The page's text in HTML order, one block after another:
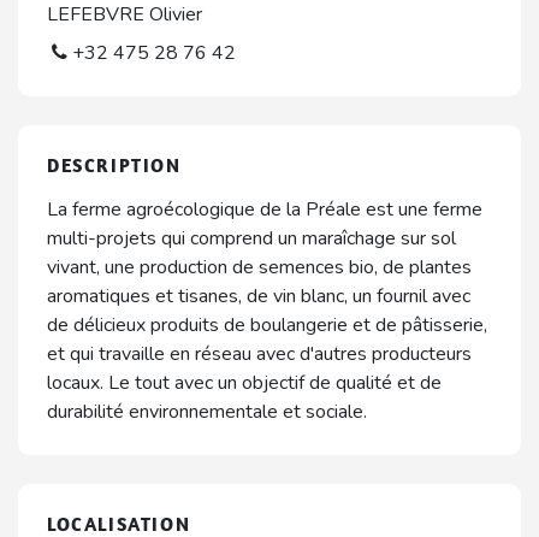
LEFEBVRE Olivier
+32 475 28 76 42
DESCRIPTION
La ferme agroécologique de la Préale est une ferme
multi-projets qui comprend un maraîchage sur sol
vivant, une production de semences bio, de plantes
aromatiques et tisanes, de vin blanc, un fournil avec
de délicieux produits de boulangerie et de pâtisserie,
et qui travaille en réseau avec d'autres producteurs
locaux. Le tout avec un objectif de qualité et de
durabilité environnementale et sociale.
LOCALISATION